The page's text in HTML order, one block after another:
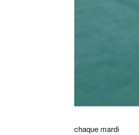
chaque mardi